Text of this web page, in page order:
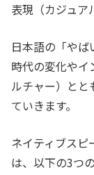
表現（カジュア
日本語の「やば
時代の変化やイ
ルチャー）と
ていきます。
ネイティブス
は、以下の3つ